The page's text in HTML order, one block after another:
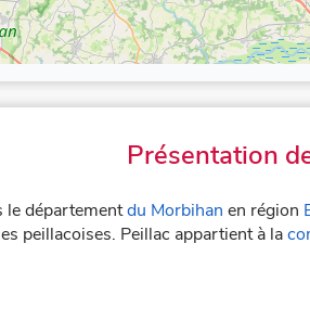
Présentation
le départementdu Morbihan en région
peillacoises. Peillac appartient à la